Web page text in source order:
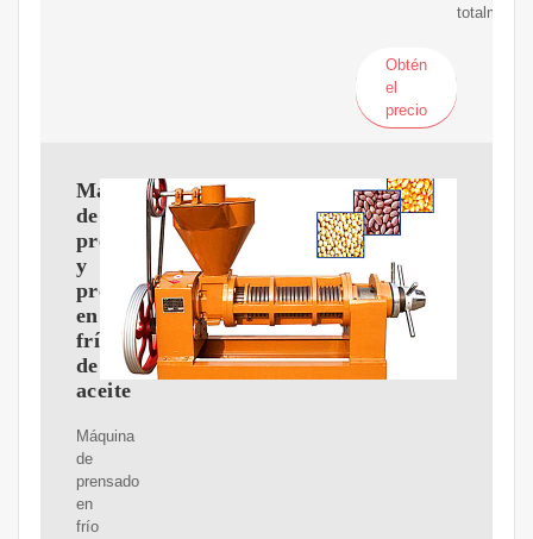
totalmente.
Obtén
el
precio
Máquina
de
pretratamiento
y
prensado
en
frío
de
aceite
Máquina
de
prensado
en
frío